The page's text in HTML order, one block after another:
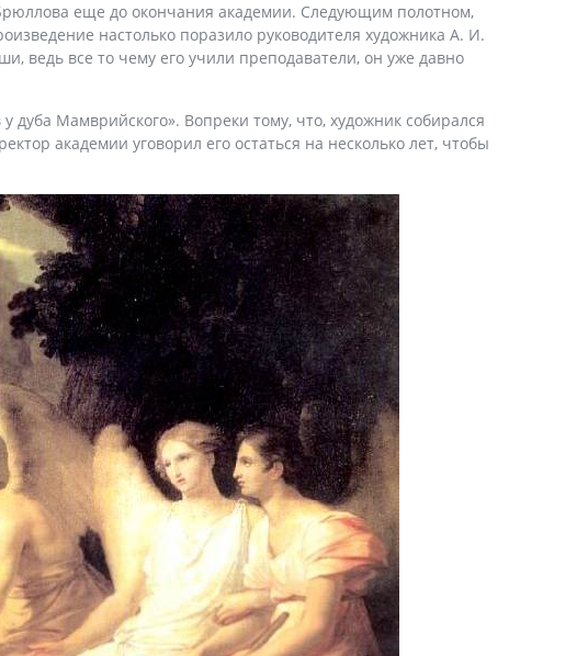
еще до окончания академии. Следующим полотном,
настолько поразило руководителя художника А. И.
ведь все то чему его учили преподаватели, он уже давно
дуба Мамврийского». Вопреки тому, что, художник собирался
академии уговорил его остаться на несколько лет, чтобы